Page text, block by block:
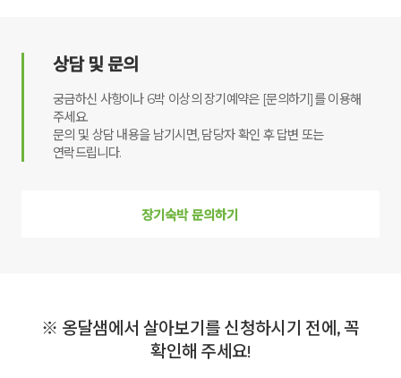
상담 및 문의
궁금하신 사항이나 6박 이상의 장기예약은 [문의하기]를 이용해
주세요.
문의 및 상담 내용을 남기시면, 담당자 확인 후 답변 또는
연락드립니다.
장기숙박 문의하기
※ 옹달샘에서 살아보기를 신청하시기 전에, 꼭
확인해 주세요!